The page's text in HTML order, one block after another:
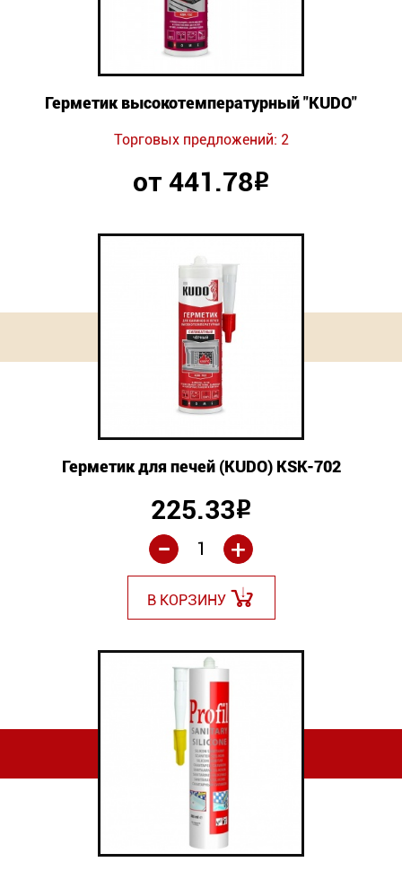
Герметик высокотемпературный "KUDO"
Торговых предложений: 2
от 441.78Р
Герметик для печей (KUDO) KSK-702
225.33Р
+
-
В КОРЗИНУ